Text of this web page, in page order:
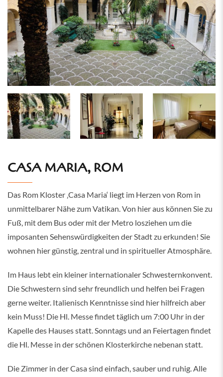
CASA MARIA, ROM
Das Rom Kloster ‚Casa Maria‘ liegt im Herzen von Rom in
unmittelbarer Nähe zum Vatikan. Von hier aus können Sie zu
Fuß, mit dem Bus oder mit der Metro losziehen um die
imposanten Sehenswürdigkeiten der Stadt zu erkunden! Sie
wohnen hier günstig, zentral und in spiritueller Atmosphäre.
Im Haus lebt ein kleiner internationaler Schwesternkonvent.
Die Schwestern sind sehr freundlich und helfen bei Fragen
gerne weiter. Italienisch Kenntnisse sind hier hilfreich aber
kein Muss! Die Hl. Messe findet täglich um 7:00 Uhr in der
Kapelle des Hauses statt. Sonntags und an Feiertagen findet
die Hl. Messe in der schönen Klosterkirche nebenan statt.
Die Zimmer in der Casa sind einfach, sauber und ruhig. Alle